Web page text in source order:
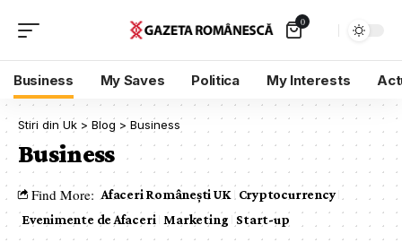
0
Business My Saves Politica My Interests
Stiri din Uk > Blog > Business
Business
Find More: Afaceri Românești UK
Cryptocurrency
Evenimente de Afaceri Marketing Start-up